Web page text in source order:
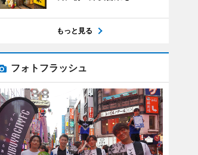
もっと見る
フォトフラッシュ